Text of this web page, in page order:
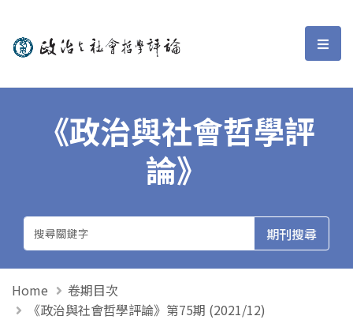
政治與社會哲學評論 選
《政治與社會哲學評
論》
Home
卷期目次
《政治與社會哲學評論》第75期 (2021/12)